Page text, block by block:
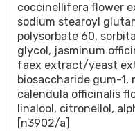
coccinellifera flower
sodium stearoyl
polysorbate 60,
glycol, jasminum
faex extract/yeast
biosaccharide gum-1,
calendula officinalis
linalool, citronellol,
[n3902/a]